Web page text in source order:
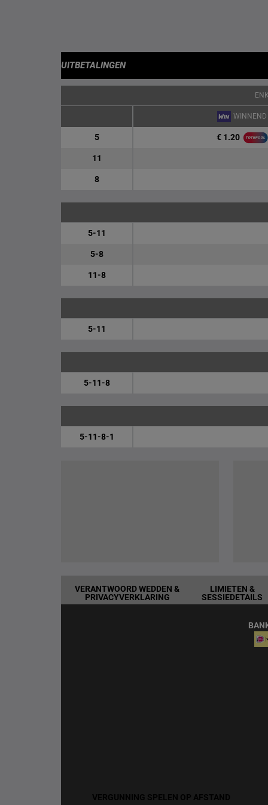
UITBETALINGEN
WINNEND
5 € 1.20
11
8
5-11
5-8
11-8
5-11
5-11-8
5-11-8-1
VERANTWOORD WEDDEN &
PRIVACYVERKLARING
LIMIETEN &
SESSIEDETAILS
VERGUNNING SPELEN OP AFSTAND